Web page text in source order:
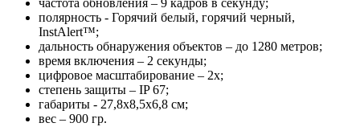
частота обновления – 9 кадров в секунду;
полярность - Горячий белый, горячий черный,
InstAlert™;
дальность обнаружения объектов – до 1280 метров;
время включения – 2 секунды;
цифровое масштабирование – 2х;
степень защиты – IP 67;
габариты - 27,8х8,5х6,8 см;
вес – 900 гр.